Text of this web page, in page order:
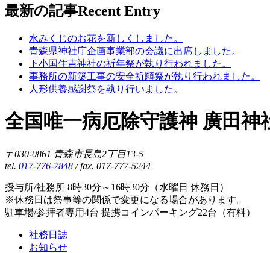
最新の記事Recent Entry
水みくじのお花を新しくしました。
青森県神社庁企画事業部の会議に出席しました。
下小国住吉神社の祈年祭が執り行われました。
事務所の新築工事の安全祈願祭が執り行われました。
人形供養感謝祭を執り行いました。
全国唯一病厄除守護神 廣田神
〒030-0861 青森市長島2丁目13-5
tel. 017-776-7848 / fax. 017-777-5244
授与所/社務所 8時30分～16時30分（水曜日 休務日）
※休務日は祭事等の関係で変更になる場合があります。
駐車場/参拝者専用4台 提携コインパーキング22台（有料）
社務日誌
お知らせ